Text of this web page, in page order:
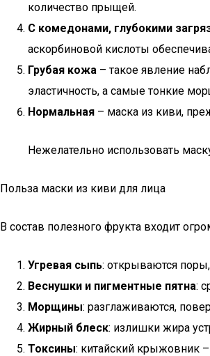
количество прыщей.
С комедонами, глубокими
аскорбиновой кислоты
Грубая кожа – такое явление
эластичность, а самые тонкие
Нормальная – маска из киви,
Нежелательно использовать
Польза маски из киви для лица
В состав полезного фрукта входит
Угревая сыпь: открываются
Веснушки и пигментные пятна:
Морщины: разглаживаются,
Жирный блеск: излишки жира
Токсины: китайский крыжовник